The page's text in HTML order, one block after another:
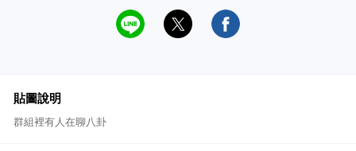
貼圖說明
群組裡有人在聊八卦